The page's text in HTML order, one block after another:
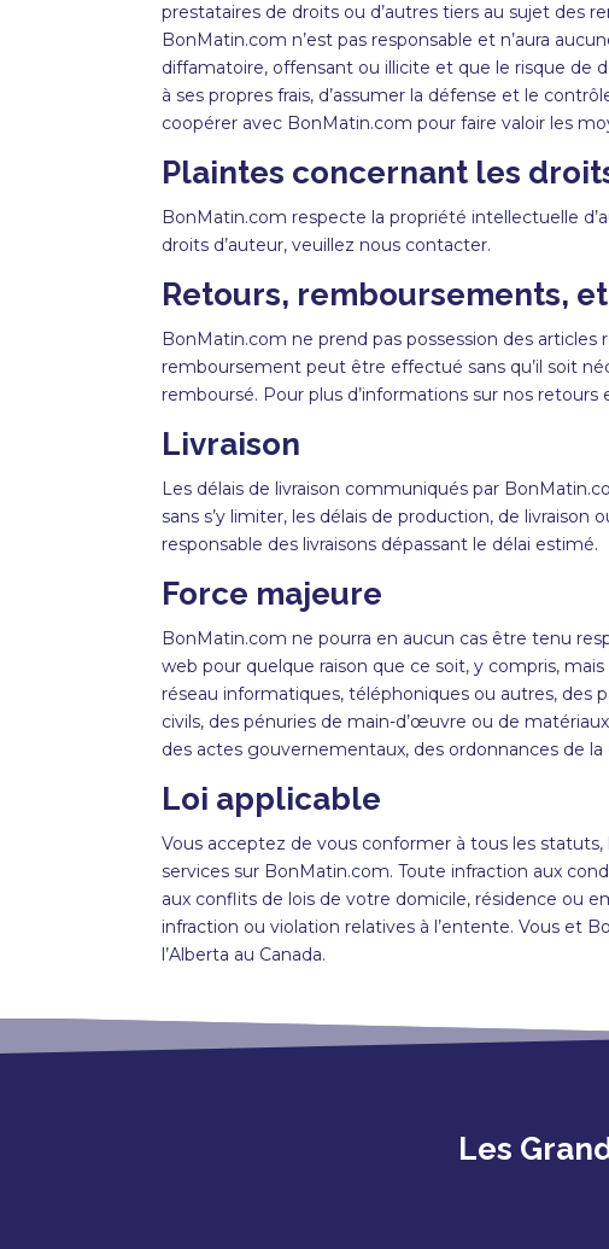
prestataires de droits ou d’autres tiers au sujet des
BonMatin.com n’est pas responsable et n’aura
diffamatoire, offensant ou illicite et que le risque de
à ses propres frais, d’assumer la défense et le
coopérer avec BonMatin.com pour faire valoir les
Plaintes concernant les
BonMatin.com respecte la propriété intellectuelle
droits d’auteur, veuillez nous contacter.
Retours, remboursements,
BonMatin.com ne prend pas possession des
remboursement peut être effectué sans qu’il soit
remboursé. Pour plus d’informations sur nos
Livraison
Les délais de livraison communiqués par BonMatin
sans s’y limiter, les délais de production, de
responsable des livraisons dépassant le délai estimé.
Force majeure
BonMatin.com ne pourra en aucun cas être tenu
web pour quelque raison que ce soit, y compris,
réseau informatiques, téléphoniques ou autres, des
civils, des pénuries de main-d’œuvre ou de
des actes gouvernementaux, des ordonnances de
Loi applicable
Vous acceptez de vous conformer à tous les
services sur BonMatin.com. Toute infraction aux
aux conflits de lois de votre domicile, résidence ou
infraction ou violation relatives à l’entente. Vous et
l’Alberta au Canada.
Les